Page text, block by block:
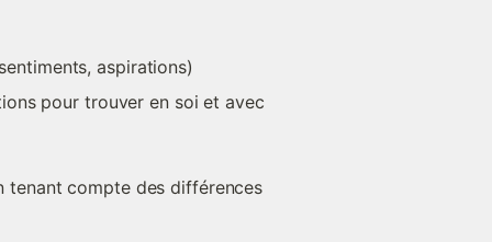
aspirations)
pour trouver en soi et avec
tenant compte des différences